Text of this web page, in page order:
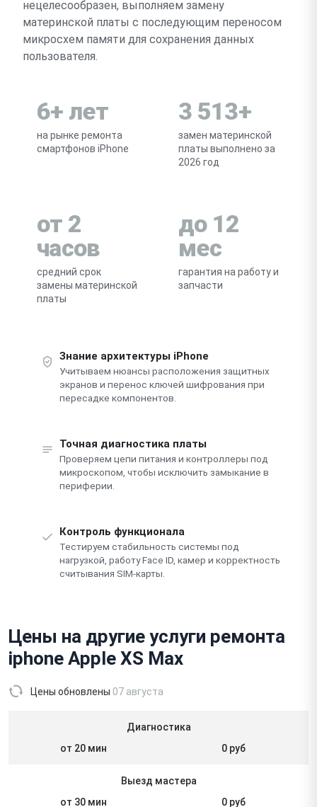
нецелесообразен, выполняем замену
материнской платы с последующим переносом
микросхем памяти для сохранения данных
пользователя.
6+ лет
на рынке ремонта
смартфонов iPhone
3 513+
замен материнской
платы выполнено за
2026 год
от 2
часов
средний срок
замены материнской
платы
до 12
мес
гарантия на работу и
запчасти
Знание архитектуры iPhone
Учитываем нюансы расположения защитных
экранов и перенос ключей шифрования при
пересадке компонентов.
Точная диагностика платы
Проверяем цепи питания и контроллеры под
микроскопом, чтобы исключить замыкание в
периферии.
Контроль функционала
Тестируем стабильность системы под
нагрузкой, работу Face ID, камер и корректность
считывания SIM-карты.
Цены на другие услуги ремонта
iphone Apple XS Max
Цены обновлены 07 августа
Диагностика
от 20 мин
0 руб
Выезд мастера
от 30 мин
0 руб